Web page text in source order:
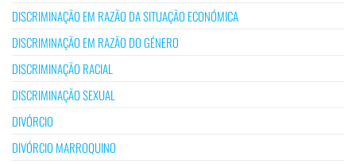
DISCRIMINAÇÃO EM RAZÃO DA SITUAÇÃO ECONÓMICA
DISCRIMINAÇÃO EM RAZÃO DO GÉNERO
DISCRIMINAÇÃO RACIAL
DISCRIMINAÇÃO SEXUAL
DIVÓRCIO
DIVÓRCIO MARROQUINO